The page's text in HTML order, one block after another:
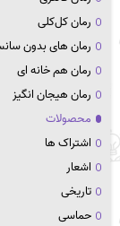
رمان کل‌کلی
رمان های بدون
رمان هم خانه ای
رمان هیجان انگیز
محصولات
اشتراک ها
اشعار
تاریخی
حماسی